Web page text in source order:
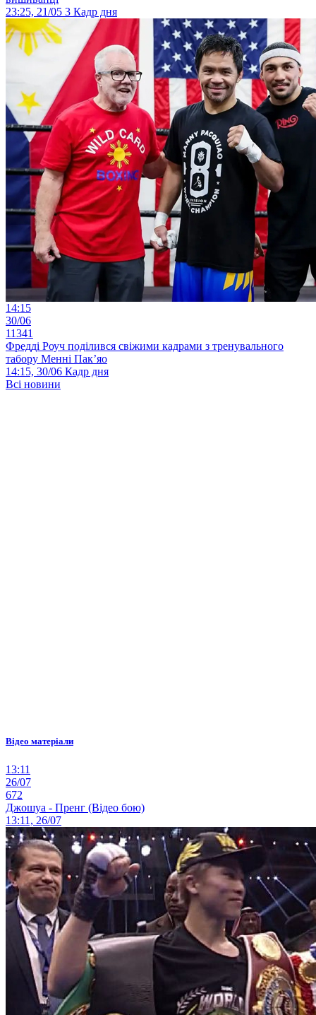
23:25, 21/05 3 Кадр дня
14:15
30/06
11341
Фредді Роуч поділився свіжими кадрами з тренувального
табору Менні Пак’яо
14:15, 30/06 Кадр дня
Всі новини
Відео матеріали
13:11
26/07
672
Джошуа - Пренг (Відео бою)
13:11, 26/07